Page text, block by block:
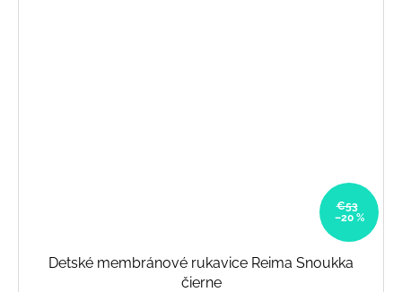
€53
–20 %
Detské membránové rukavice Reima Snoukka
čierne